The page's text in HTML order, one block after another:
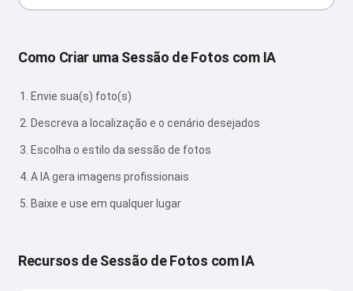
Como Criar uma Sessão de Fotos com IA
Envie sua(s) foto(s)
Descreva a localização e o cenário desejados
Escolha o estilo da sessão de fotos
A IA gera imagens profissionais
Baixe e use em qualquer lugar
Recursos de Sessão de Fotos com IA